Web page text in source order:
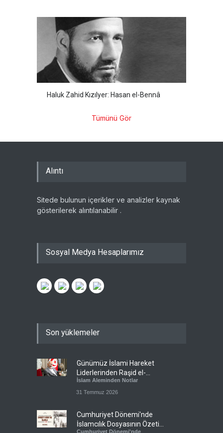
Haluk Zahid Kızılyer: Hasan el-Bennâ
Tümünü Gör
Alıntı
Sitede bulunun içerikler ve analizler kaynak
gösterilerek alıntılanabilir .
Sosyal Medya Hesaplarımız
Son yüklemeler
Günümüz İslami Hareket
Liderlerinden Raşid el-
Gannuşi’ye Seküler Faşizmin
Zindanlarında Ağır Tecrit
İslam Aleminden Notlar
31 Temmuz 2026
Cumhuriyet Dönemi'nde
İslamcılık Dosyasının Özeti
Cumhuriyet Dönemi'nde